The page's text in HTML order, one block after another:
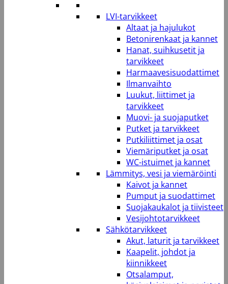
LVI-tarvikkeet
Altaat ja hajulukot
Betonirenkaat ja kannet
Hanat, suihkusetit ja
tarvikkeet
Harmaavesisuodattimet
Ilmanvaihto
Luukut, liittimet ja
tarvikkeet
Muovi- ja suojaputket
Putket ja tarvikkeet
Putkiliittimet ja osat
Viemäriputket ja osat
WC-istuimet ja kannet
Lämmitys, vesi ja viemäröinti
Kaivot ja kannet
Pumput ja suodattimet
Suojakaukalot ja tiivisteet
Vesijohtotarvikkeet
Sähkötarvikkeet
Akut, laturit ja tarvikkeet
Kaapelit, johdot ja
kiinnikkeet
Otsalamput,